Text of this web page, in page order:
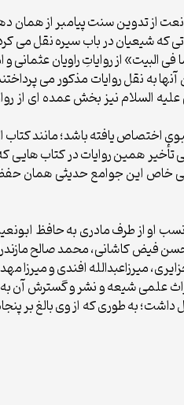
از تدوين سنت پيامبر از همان
كه شيعيان در باب سيره نقل مى
از رواياتِ راويان عثمانى و
نقل روايات مذكور مى
السلام نيز بخش عمده اى از
اختصاص يافته باشد؛ مانند كتاب
اندكى تأخير همين روايات در
خاص اين جوامع حديثى همان
هجرى بود كه نسب او از طرف مادرى به
فيض كاشانى، محمد صالح
ميرزاعبدالله افندى و
علمى شيعه و نشر و گسترش آن
به طورى كه از وى بالغ بر